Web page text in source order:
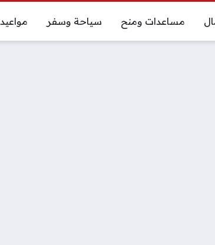
مساعدات ومنح سياحة وسفر مواعيد